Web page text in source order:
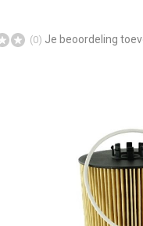
(0) Je beoordeling